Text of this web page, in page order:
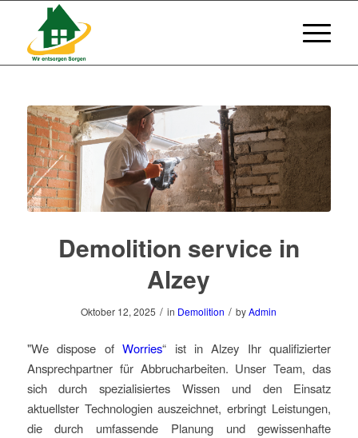
Demolition service in
Alzey
Oktober 12, 2025 / in Demolition / byAdmin
"We dispose ofWorries“ ist in Alzey Ihr qualifizierter
Ansprechpartner für Abbrucharbeiten. Unser Team, das
sich durch spezialisiertes Wissen und den Einsatz
aktuellster Technologien auszeichnet, erbringt Leistungen,
die durch umfassende Planung und gewissenhafte